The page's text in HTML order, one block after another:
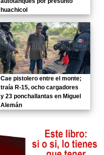
huachicol
Cae pistolero entre el monte;
traía R-15, ocho cargadores
y 23 ponchallantas en Miguel
Alemán